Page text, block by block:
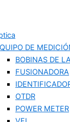
DE
BOBINAS DE
FUSIONADORA
OTDR
POWER METER